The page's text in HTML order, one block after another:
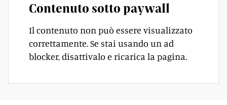
Contenuto sotto paywall
Il contenuto non può essere visualizzato
correttamente. Se stai usando un ad
blocker, disattivalo e ricarica la pagina.